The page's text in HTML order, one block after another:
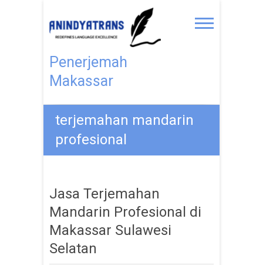
Penerjemah
Makassar
terjemahan mandarin
profesional
Jasa Terjemahan
Mandarin Profesional di
Makassar Sulawesi
Selatan